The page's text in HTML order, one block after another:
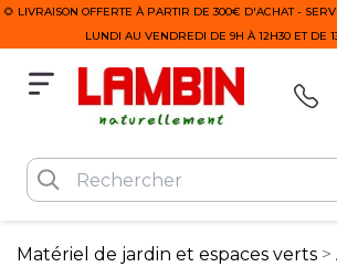
🌻 LIVRAISON OFFERTE À PARTIR DE 300€ D'ACHAT -
LUNDI AU VENDREDI DE 9H À 12H30 ET DE
Matériel de jardin et espaces verts